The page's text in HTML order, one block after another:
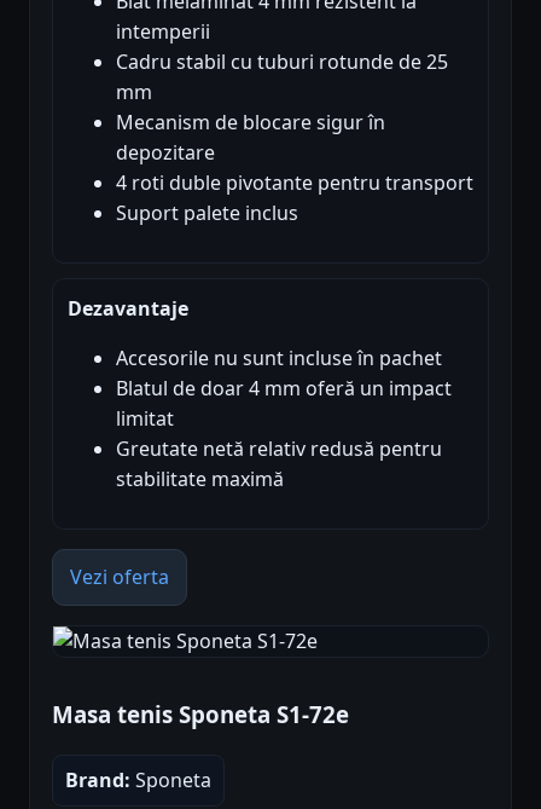
intemperii
Cadru stabil cu tuburi rotunde de 25
mm
Mecanism de blocare sigur în
depozitare
4 roti duble pivotante pentru transport
Suport palete inclus
Dezavantaje
Accesorile nu sunt incluse în pachet
Blatul de doar 4 mm oferă un impact
limitat
Greutate netă relativ redusă pentru
stabilitate maximă
Vezi oferta
Masa tenis Sponeta S1-72e
Brand: Sponeta